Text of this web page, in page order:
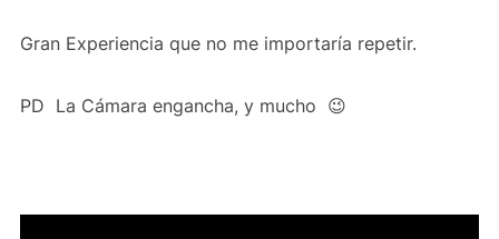
Gran Experiencia que no me importaría repetir.
PD La Cámara engancha, y mucho 😉